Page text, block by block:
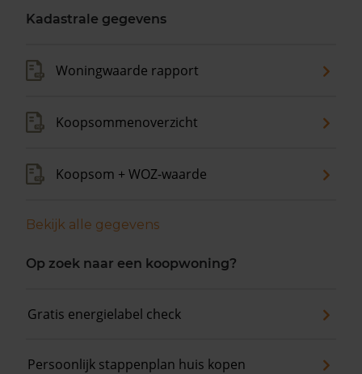
Kadastrale gegevens
Woningwaarde rapport
Koopsommenoverzicht
Koopsom + WOZ-waarde
Bekijk alle gegevens
Op zoek naar een koopwoning?
Gratis energielabel check
Persoonlijk stappenplan huis kopen